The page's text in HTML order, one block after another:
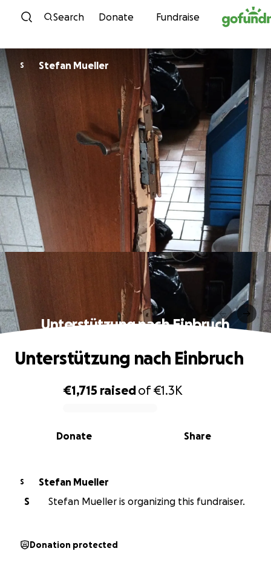
Skip to content
Search Donate Fundraise
S Stefan Mueller
Unterstützung nach Einbruch
0% complete
€1,715 raisedof€1.3K
Share
Donate
Unterstützung nach Einbruch
S
Stefan Mueller
S
Stefan Mueller is organizing this fundraiser.
Donation protected